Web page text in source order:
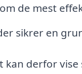
de mest
sikrer en
kan derfor